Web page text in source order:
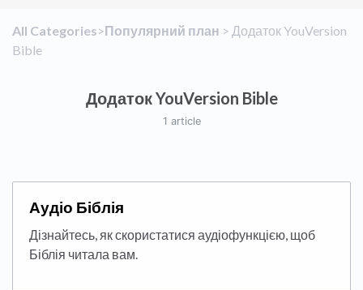
All Categories​>​​Популярний план ​ > ​ ​Додаток YouVersion
Bible
Додаток YouVersion Bible
1 article
Аудіо Біблія
Дізнайтесь, як скористатися аудіофункцією, щоб
Біблія читала вам.